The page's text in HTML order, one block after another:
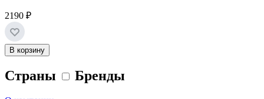
2190 ₽
В корзину
Страны Бренды